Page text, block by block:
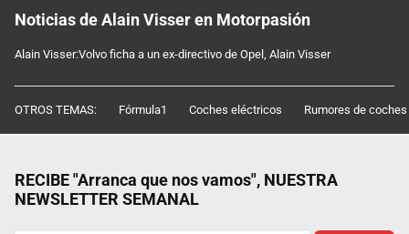
Noticias de Alain Visser en Motorpasión
Alain Visser:Volvo ficha a un ex-directivo de Opel, Alain Visser
OTROS TEMAS: Fórmula1 Coches eléctricos Rumores de coches
RECIBE "Arranca que nos vamos", NUESTRA
NEWSLETTER SEMANAL